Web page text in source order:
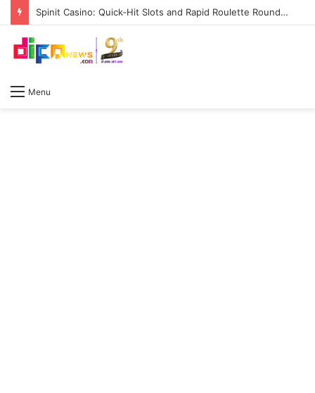
Spinit Casino: Quick‑Hit Slots and Rapid Roulette Rounds for the Modern Gamer
Menu